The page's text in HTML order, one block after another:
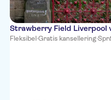
Strawberry Field Liverpool
Fleksibel·Gratis kansellering·